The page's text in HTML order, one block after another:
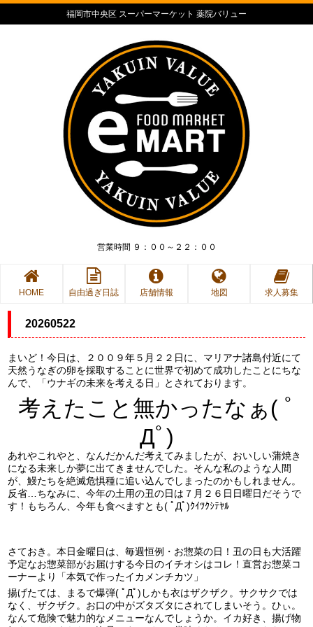
福岡市中央区 スーパーマーケット 薬院バリュー
営業時間 ９：００～２２：００
HOME 自由過ぎ日誌 店舗情報 地図 求人募集
20260522
まいど！今日は、２００９年５月２２日に、マリアナ諸島付近にて
天然うなぎの卵を採取することに世界で初めて成功したことにちな
んで、「ウナギの未来を考える日」とされております。
考えたこと無かったなぁ( ﾟ
Дﾟ)
あれやこれやと、なんだかんだ考えてみましたが、おいしい蒲焼き
になる未来しか夢に出てきませんでした。そんな私のような人間
が、鰻たちを絶滅危惧種に追い込んでしまったのかもしれません。
反省…ちなみに、今年の土用の丑の日は７月２６日日曜日だそうで
す！もちろん、今年も食べますとも( ﾟДﾟ)ｸｲﾂｸｼﾃﾔﾙ
さておき。本日金曜日は、毎週恒例・お惣菜の日！丑の日も大活躍
予定なお惣菜部がお届けする今日のイチオシはコレ！直営お惣菜コ
ーナーより「本気で作ったイカメンチカツ」
揚げたては、まるで爆弾( ﾟДﾟ)しかも衣はザクザク。サクサクでは
なく、ザクザク。お口の中がズタズタにされてしまいそう。ひぃ。
なんて危険で魅力的なメニューなんでしょうか。イカ好き、揚げ物